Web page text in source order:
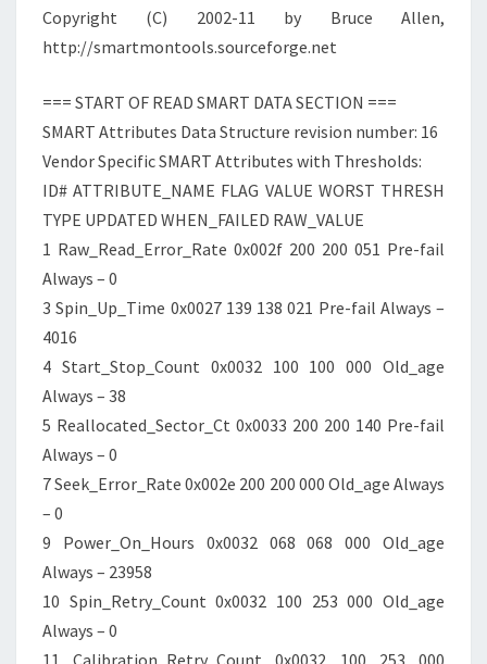
Copyright (C) 2002-11 by Bruce Allen,
http://smartmontools.sourceforge.net
=== START OF READ SMART DATA SECTION ===
SMART Attributes Data Structure revision number: 16
Vendor Specific SMART Attributes with Thresholds:
ID# ATTRIBUTE_NAME FLAG VALUE WORST THRESH
TYPE UPDATED WHEN_FAILED RAW_VALUE
1 Raw_Read_Error_Rate 0x002f 200 200 051 Pre-fail
Always – 0
3 Spin_Up_Time 0x0027 139 138 021 Pre-fail Always –
4016
4 Start_Stop_Count 0x0032 100 100 000 Old_age
Always – 38
5 Reallocated_Sector_Ct 0x0033 200 200 140 Pre-fail
Always – 0
7 Seek_Error_Rate 0x002e 200 200 000 Old_age Always
– 0
9 Power_On_Hours 0x0032 068 068 000 Old_age
Always – 23958
10 Spin_Retry_Count 0x0032 100 253 000 Old_age
Always – 0
11 Calibration_Retry_Count 0x0032 100 253 000